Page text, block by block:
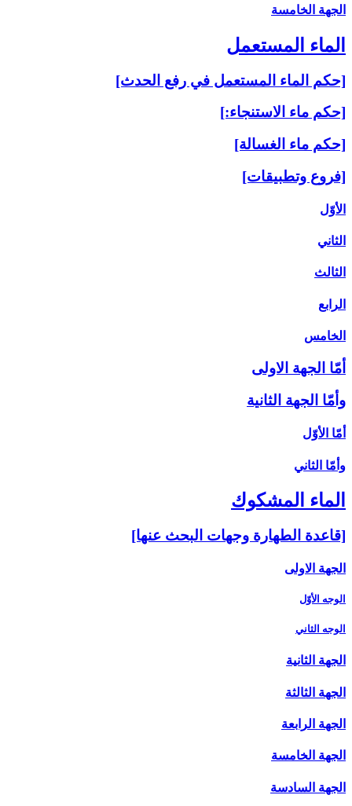
الجهة الخامسة
الماء المستعمل‏
[حكم الماء المستعمل في رفع الحدث‏]
[حكم ماء الاستنجاء:]
[حكم ماء الغسالة]
[فروع وتطبيقات‏]
الأوّل
الثاني
الثالث
الرابع
الخامس
أمّا الجهة الاولى
وأمّا الجهة الثانية
أمّا الأوّل‏
وأمّا الثاني‏
الماء المشكوك‏
[قاعدة الطهارة وجهات البحث عنها]
الجهة الاولى
الوجه الأوّل
الوجه الثاني
الجهة الثانية
الجهة الثالثة
الجهة الرابعة
الجهة الخامسة
الجهة السادسة